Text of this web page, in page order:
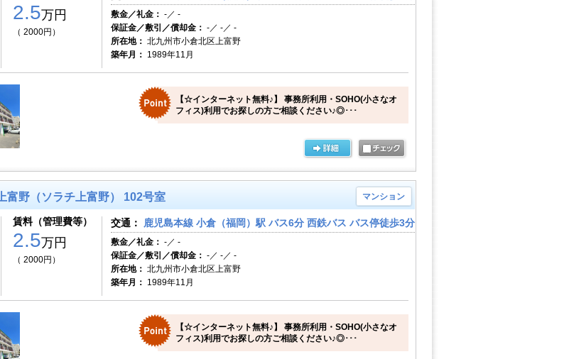
2.5万円
（ 2000円）
敷金／礼金： -／ -
保証金／敷引／償却金： -／ -／ -
所在地： 北九州市小倉北区上富野
築年月： 1989年11月
【☆インターネット無料♪】 事務所利用・SOHO(小さなオ
フィス)利用でお探しの方ご相談ください♪◎･･･
富野（ソラチ上富野） 102号室 マンション
賃料（管理費等）
2.5万円
（ 2000円）
交通： 鹿児島本線 小倉（福岡）駅 バス6分 西鉄バス バス停徒歩3分
敷金／礼金： -／ -
保証金／敷引／償却金： -／ -／ -
所在地： 北九州市小倉北区上富野
築年月： 1989年11月
【☆インターネット無料♪】 事務所利用・SOHO(小さなオ
フィス)利用でお探しの方ご相談ください♪◎･･･